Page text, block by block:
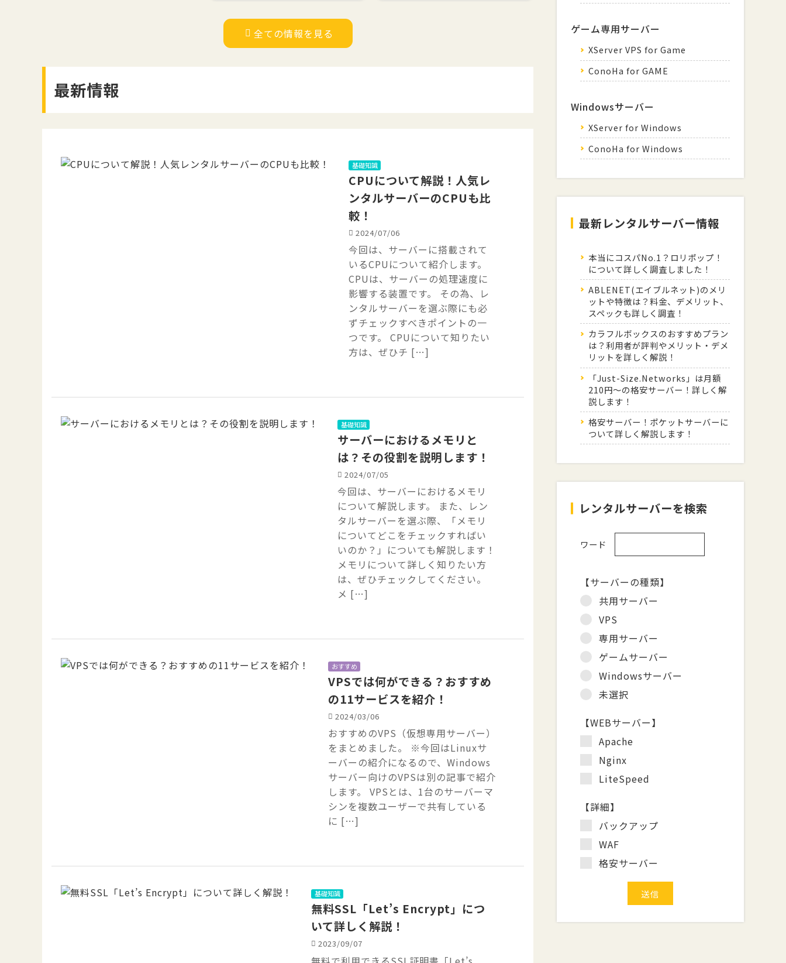
全ての情報を見る
最新情報
基礎知識
CPUについて解説！人気レ
ンタルサーバーのCPUも比
較！
2024/07/06
今回は、サーバーに搭載されて
いるCPUについて紹介します。
CPUは、サーバーの処理速度に
影響する装置です。 その為、レ
ンタルサーバーを選ぶ際にも必
ずチェックすべきポイントの一
つです。 CPUについて知りたい
方は、ぜひチ […]
基礎知識
サーバーにおけるメモリと
は？その役割を説明します！
2024/07/05
今回は、サーバーにおけるメモリ
について解説します。 また、レン
タルサーバーを選ぶ際、「メモリ
についてどこをチェックすればい
いのか？」についても解説します！
メモリについて詳しく知りたい方
は、ぜひチェックしてください。
メ […]
おすすめ
VPSでは何ができる？おすすめ
の11サービスを紹介！
2024/03/06
おすすめのVPS（仮想専用サーバー）
をまとめました。 ※今回はLinuxサ
ーバーの紹介になるので、Windows
サーバー向けのVPSは別の記事で紹介
します。 VPSとは、1台のサーバーマ
シンを複数ユーザーで共有している
に […]
基礎知識
無料SSL「Let’s Encrypt」につ
いて詳しく解説！
2023/09/07
ゲーム専用サーバー
XServer VPS for Game
ConoHa for GAME
Windowsサーバー
XServer for Windows
ConoHa for Windows
最新レンタルサーバー情報
本当にコスパNo.1？ロリポップ！
について詳しく調査しました！
ABLENET(エイブルネット)のメリ
ットや特徴は？料金、デメリット、
スペックも詳しく調査！
カラフルボックスのおすすめプラン
は？利用者が評判やメリット・デメ
リットを詳しく解説！
「Just-Size.Networks」は月額
210円～の格安サーバー！詳しく解
説します！
格安サーバー！ポケットサーバーに
ついて詳しく解説します！
レンタルサーバーを検索
ワード
【サーバーの種類】
共用サーバー
VPS
専用サーバー
ゲームサーバー
Windowsサーバー
未選択
【WEBサーバー】
Apache
Nginx
LiteSpeed
【詳細】
バックアップ
WAF
格安サーバー